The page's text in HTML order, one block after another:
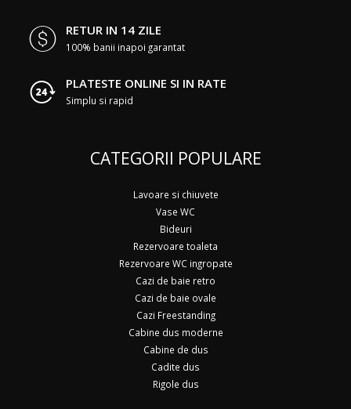
RETUR IN 14 ZILE
100% banii inapoi garantat
PLATESTE ONLINE SI IN RATE
Simplu si rapid
CATEGORII POPULARE
Lavoare si chiuvete
Vase WC
Bideuri
Rezervoare toaleta
Rezervoare WC ingropate
Cazi de baie retro
Cazi de baie ovale
Cazi Freestanding
Cabine dus moderne
Cabine de dus
Cadite dus
Rigole dus